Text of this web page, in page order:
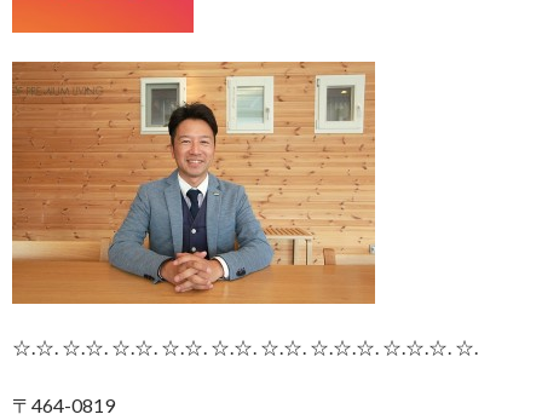
☆.☆. ☆.☆. ☆.☆. ☆.☆. ☆.☆. ☆.☆. ☆.☆.☆. ☆.☆.☆. ☆.
〒464-0819